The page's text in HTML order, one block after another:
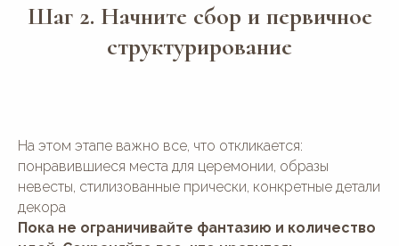
Шаг 2. Начните сбор и первичное
структурирование
На этом этапе важно все, что откликается:
понравившиеся места для церемонии, образы
невесты, стилизованные прически, конкретные детали
декора
Пока не ограничивайте фантазию и количество